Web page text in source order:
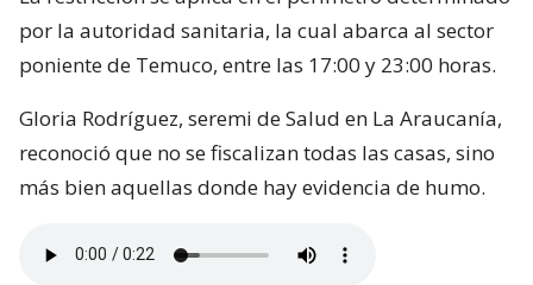
por la autoridad sanitaria, la cual abarca al sector
poniente de Temuco, entre las 17:00 y 23:00 horas.
Gloria Rodríguez, seremi de Salud en La Araucanía,
reconoció que no se fiscalizan todas las casas, sino
más bien aquellas donde hay evidencia de humo.